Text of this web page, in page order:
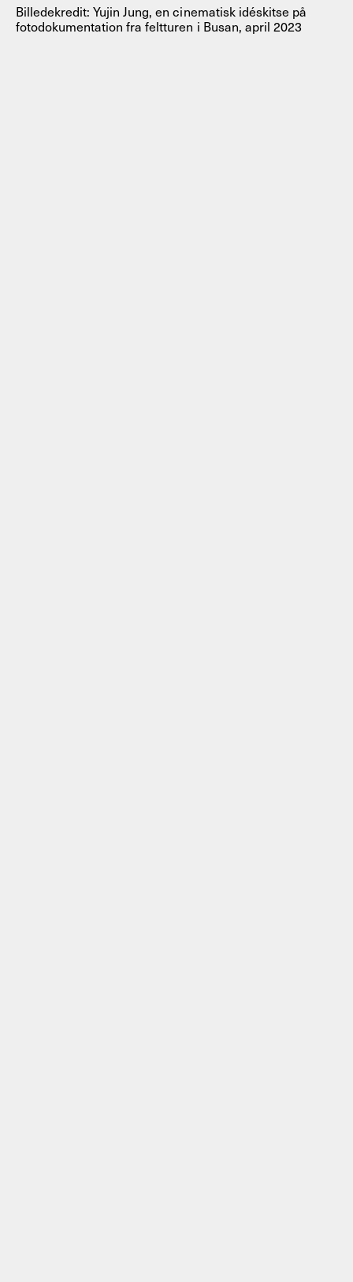
Billedekredit: Yujin Jung, en cinematisk idéskitse på
fotodokumentation fra feltturen i Busan, april 2023